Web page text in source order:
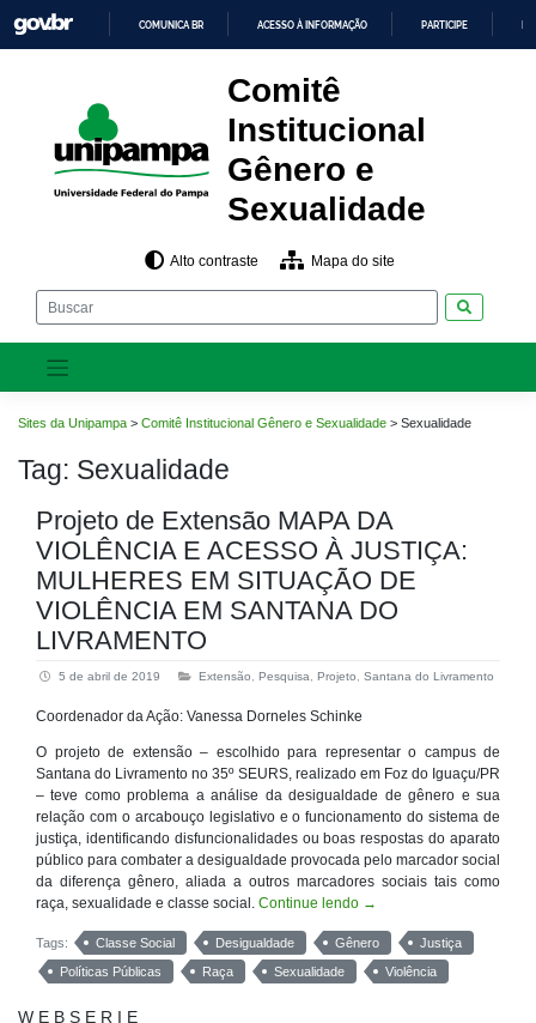
para
o
O
CONTEÚDO
COMUNICA BR ACESSO À INFORMAÇÃO PARTICIPE
Comitê
Institucional
Gênero e
Sexualidade
Alto contraste Mapa do site
Sites da Unipampa > Comitê Institucional Gênero e Sexualidade > Sexualidade
Tag: Sexualidade
Projeto de Extensão MAPA DA
VIOLÊNCIA E ACESSO À JUSTIÇA:
MULHERES EM SITUAÇÃO DE
VIOLÊNCIA EM SANTANA DO
LIVRAMENTO
5 de abril de 2019 Extensão Pesquisa Projeto Santana do Livramento
Coordenador da Ação: Vanessa Dorneles Schinke
O projeto de extensão – escolhido para representar o campus de
Santana do Livramento no 35º SEURS, realizado em Foz do Iguaçu/PR
– teve como problema a análise da desigualdade de gênero e sua
relação com o arcabouço legislativo e o funcionamento do sistema de
justiça, identificando disfuncionalidades ou boas respostas do aparato
público para combater a desigualdade provocada pelo marcador social
da diferença gênero, aliada a outros marcadores sociais tais como
raça, sexualidade e classe social. Continue lendo →
Tags: Classe Social Desigualdade Gênero
Justiça
Políticas Públicas
Raça Sexualidade Violência
W E B S E R I E